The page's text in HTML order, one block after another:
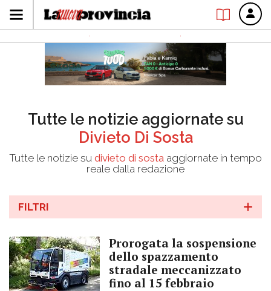
Tutte le notizie aggiornate su
Divieto Di Sosta
Tutte le notizie su divieto di sosta aggiornate in tempo
reale dalla redazione
FILTRI
Prorogata la sospensione
dello spazzamento
stradale meccanizzato
fino al 15 febbraio